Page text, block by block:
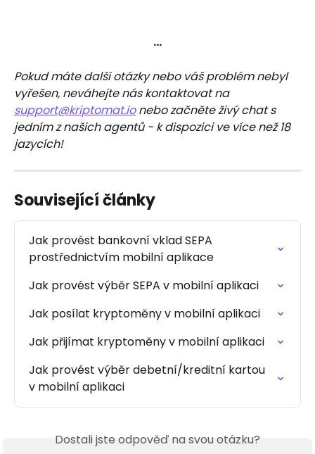
…
Pokud máte další otázky nebo váš problém nebyl
vyřešen, neváhejte nás kontaktovat na
support@kriptomat.io nebo začněte živý chat s
jedním z našich agentů - k dispozici ve více než 18
jazycích!
Související články
Jak provést bankovní vklad SEPA
prostřednictvím mobilní aplikace
Jak provést výběr SEPA v mobilní aplikaci
Jak posílat kryptoměny v mobilní aplikaci
Jak přijímat kryptoměny v mobilní aplikaci
Jak provést výběr debetní/kreditní kartou
v mobilní aplikaci
Dostali jste odpověď na svou otázku?